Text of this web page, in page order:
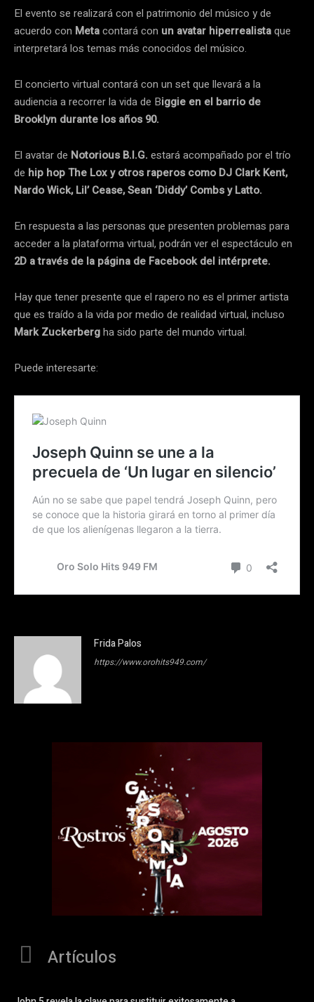
El evento se realizará con el patrimonio del músico y de
acuerdo con Metacontará con un avatar hiperrealistaque
interpretará los temas más conocidos del músico.
El concierto virtual contará con un set que llevará a la
audiencia a recorrer la vida de Biggie en el barrio de
Brooklyn durante los años 90.
El avatar de Notorious B.I.G. estará acompañado por el trío
de hip hop The Lox y otros raperos como DJ Clark Kent,
Nardo Wick, Lil’ Cease, Sean ‘Diddy’ Combs y Latto.
En respuesta a las personas que presenten problemas para
acceder a la plataforma virtual, podrán ver el espectáculo en
2D a través de la página de Facebook del intérprete.
Hay que tener presente que el rapero no es el primer artista
que es traído a la vida por medio de realidad virtual, incluso
Mark Zuckerbergha sido parte del mundo virtual.
Puede interesarte:
Frida Palos
https://www.orohits949.com/
Artículos